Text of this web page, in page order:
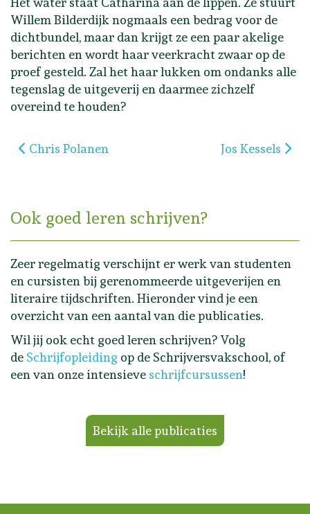
Willem Bilderdijk nogmaals een bedrag voor de
dichtbundel, maar dan krijgt ze een paar akelige
berichten en wordt haar veerkracht zwaar op de
proef gesteld. Zal het haar lukken om ondanks alle
tegenslag de uitgeverij en daarmee zichzelf
overeind te houden?
Vorig artikel: Chris Polanen
Chris Polanen Volgende
Jos Kessels
Ook goed leren schrijven?
Zeer regelmatig verschijnt er werk van studenten
en cursisten bij gerenommeerde uitgeverijen en
literaire tijdschriften. Hieronder vind je een
overzicht van een aantal van die publicaties.
Wil jij ook echt goed leren schrijven? Volg
de Schrijfopleiding op de Schrijversvakschool, of
een van onze intensieve schrijfcursussen!
Bekijk alle publicaties